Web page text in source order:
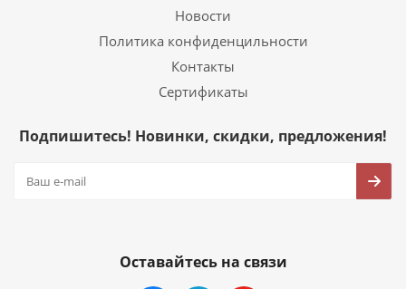
Новости
Политика конфиденцильности
Контакты
Сертификаты
Подпишитесь! Новинки, скидки, предложения!
Оставайтесь на связи